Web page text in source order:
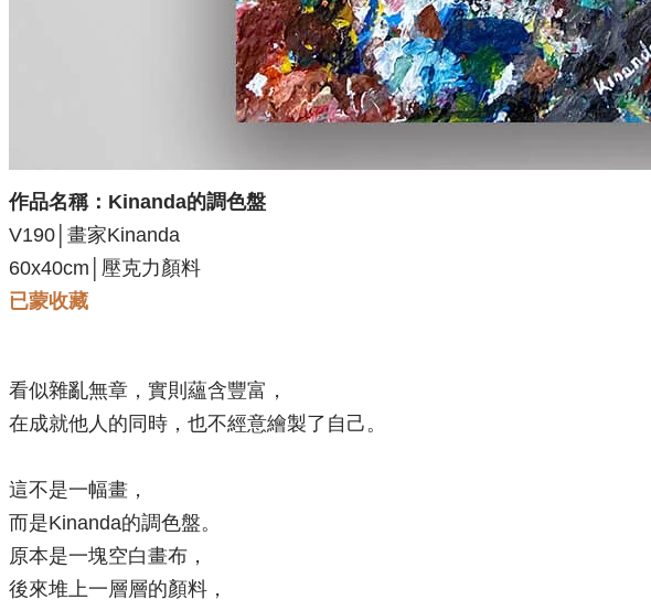
作品名稱：Kinanda的調色盤
V190 畫家Kinanda
60x40cm│壓克力顏料
已蒙收藏
看似雜亂無章，實則蘊含豐富，
在成就他人的同時，也不經意繪製了自己。
這不是一幅畫，
而是Kinanda的調色盤。
原本是一塊空白畫布，
後來堆上一層層的顏料，